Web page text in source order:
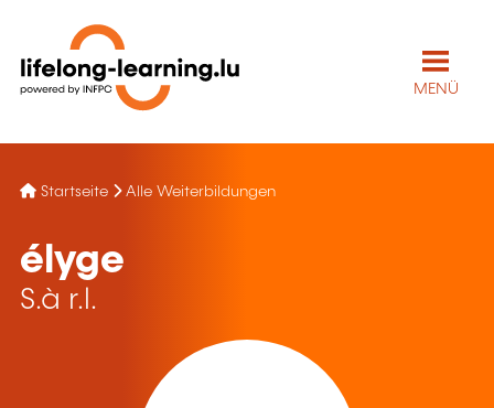
MENÜ
Startseite Alle Weiterbildungen
élyge
S.à r.l.